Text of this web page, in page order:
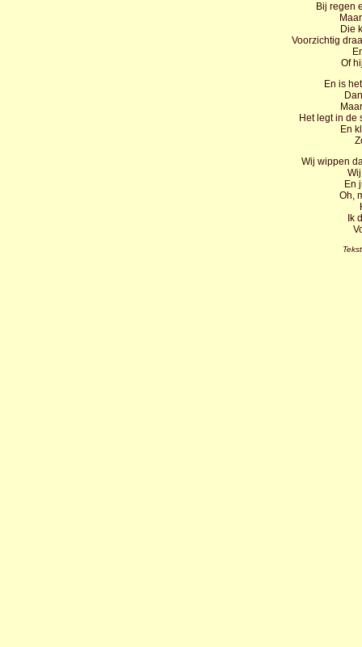
Bij regen
Die
Voorzichtig
Of
En is
Het legt in de
En
Wij wippen
En
Oh,
Ik